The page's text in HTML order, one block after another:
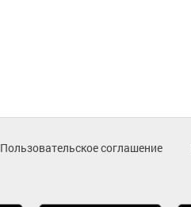
Пользовательское соглашение